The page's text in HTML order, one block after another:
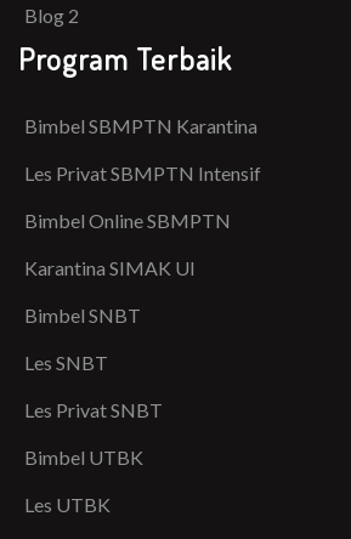
Blog 2
Program Terbaik
Bimbel SBMPTN Karantina
Les Privat SBMPTN Intensif
Bimbel Online SBMPTN
Karantina SIMAK UI
Bimbel SNBT
Les SNBT
Les Privat SNBT
Bimbel UTBK
Les UTBK